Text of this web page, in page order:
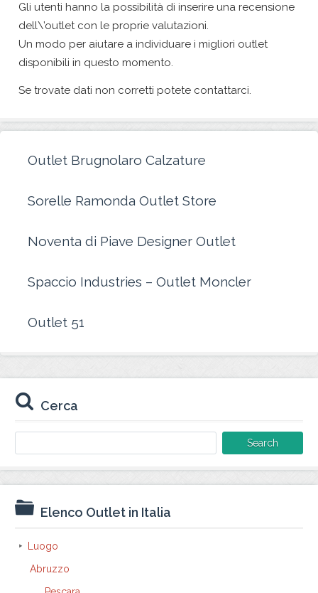
Gli utenti hanno la possibilità di inserire una recensione
dell\’outlet con le proprie valutazioni.
Un modo per aiutare a individuare i migliori outlet
disponibili in questo momento.
Se trovate dati non corretti potete contattarci.
Outlet Brugnolaro Calzature
Sorelle Ramonda Outlet Store
Noventa di Piave Designer Outlet
Spaccio Industries – Outlet Moncler
Outlet 51
Cerca
for:
Elenco Outlet in Italia
Luogo
Abruzzo